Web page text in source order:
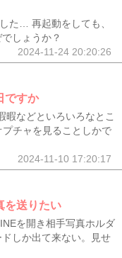
た… 再起動をしても、
しょうか？
2024-11-24 20:20:26
ですか
暇などといろいろなとこ
チャを見ることしかで
2024-11-10 17:20:17
を送りたい
を開き相手写真ホルダ
しか出て来ない。見せ